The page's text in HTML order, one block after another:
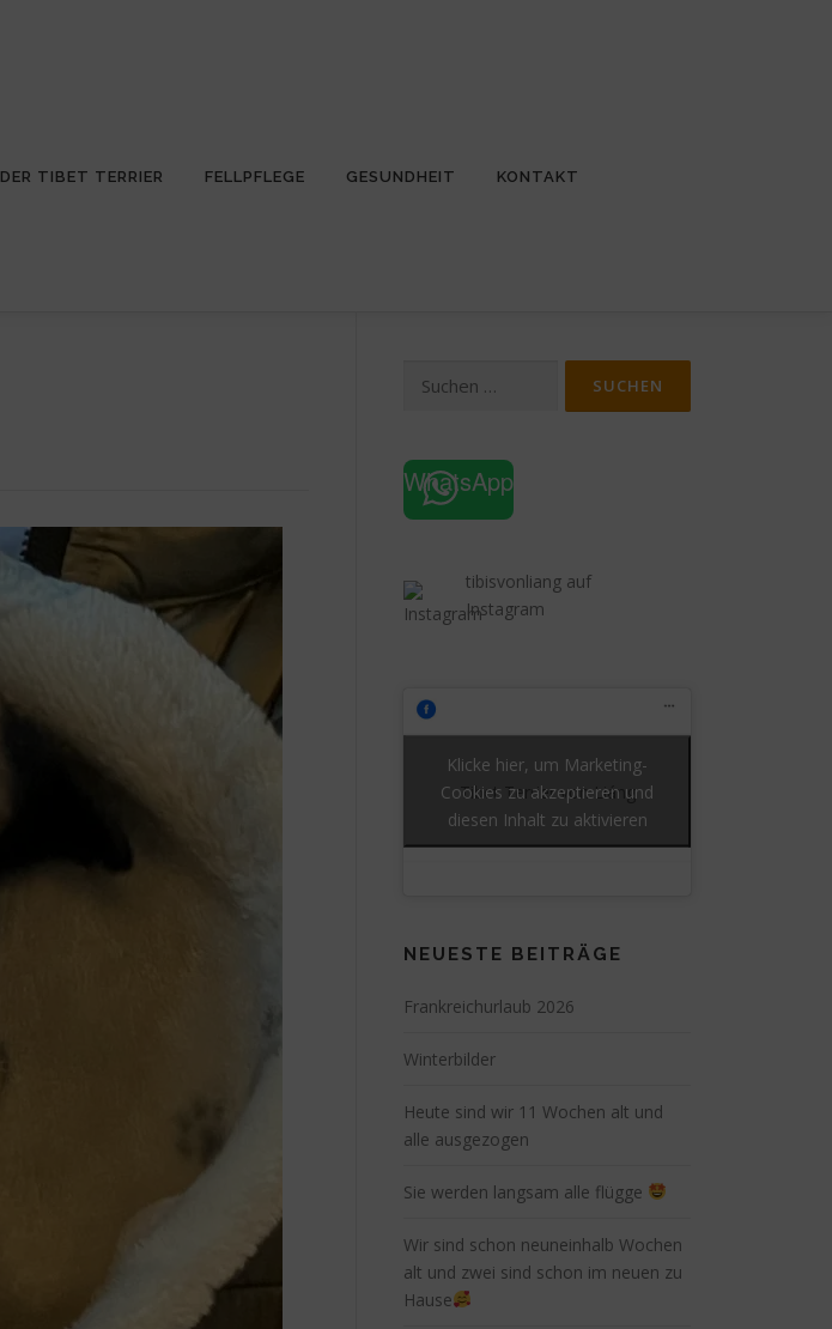
DER TIBET TERRIER FELLPFLEGE GESUNDHEIT KONTAKT
nach:
WhatsApp
tibisvonliang auf
Instagram
Tibet Terrier von Liáng
Klicke hier, um Marketing-
Cookies zu akzeptieren und
diesen Inhalt zu aktivieren
NEUESTE BEITRÄGE
Frankreichurlaub 2026
Winterbilder
Heute sind wir 11 Wochen alt und
alle ausgezogen
Sie werden langsam alle flügge
Wir sind schon neuneinhalb Wochen
alt und zwei sind schon im neuen zu
Hause